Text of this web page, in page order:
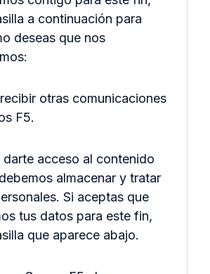
a continuación para
deseas que nos
otras comunicaciones
F5.
darte acceso al contenido
almacenar y tratar
Si aceptas que
tus datos para este fin,
que aparece abajo.